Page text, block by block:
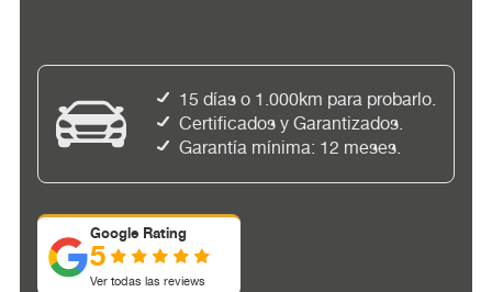
15 días o 1.000km para probarlo.
Certificados y Garantizados.
Garantía mínima: 12 meses.
Google Rating
5
Ver todas las reviews